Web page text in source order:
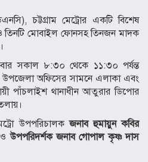
চট্টগ্রাম মেট্রোর একটি বিশেষ
তিনটি মোবাইল ফোনসহ তিনজন মাদক
সকাল ৮:৩০ থেকে ১১:৩০ পর্যন্ত
উপজেলা অফিসের সামনে এলাকা এবং
পাঁচলাইশ থানাধীন আতুরার ডিপোর
উপপরিচালকজনাব হুমায়ুন কবির
ওউপপরিদর্শক জনাব গোপাল কৃষ্ণ দাস